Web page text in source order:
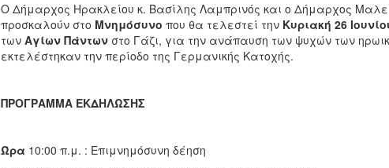
Ο Δήμαρχος Ηρακλείου κ. Βασίλης Λαμπρινός και ο Δήμαρχος
προσκαλούν στο Μνημόσυνο που θα τελεστεί την Κυριακή 26
των Αγίων Πάντωνστο Γάζι, για την ανάπαυση των ψυχών των
εκτελέστηκαν την περίοδο της Γερμανικής Κατοχής.
ΠΡΟΓΡΑΜΜΑ ΕΚΔΗΛΩΣΗΣ
Ώρα 10:00 π.μ. : Επιμνημόσυνη δέηση